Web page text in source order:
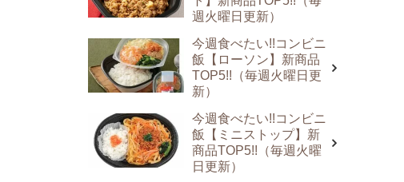
週火曜日更新）
今週食べたい!!コンビニ
飯【ローソン】新商品
TOP5!!（毎週火曜日更
新）
今週食べたい!!コンビニ
飯【ミニストップ】新
商品TOP5!!（毎週火曜
日更新）